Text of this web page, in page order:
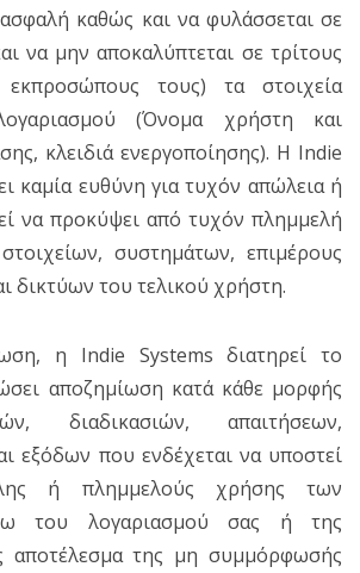
καθώς και να φυλάσσεται σε
να μην αποκαλύπτεται σε τρίτους
τους) τα στοιχεία
(Όνομα χρήστη και
κλειδιά ενεργοποίησης). Η Indie
καμία ευθύνη για τυχόν απώλεια ή
να προκύψει από τυχόν πλημμελή
συστημάτων, επιμέρους
δικτύων του τελικού χρήστη.
η Indie Systems διατηρεί το
αποζημίωση κατά κάθε μορφής
διαδικασιών, απαιτήσεων,
εξόδων που ενδέχεται να υποστεί
ή πλημμελούς χρήσης των
του λογαριασμού σας ή της
αποτέλεσμα της μη συμμόρφωσής